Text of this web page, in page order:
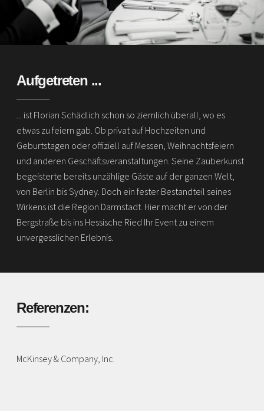
Aufgetreten ...
... ist Florian Schädlich schon so ziemlich überall, wo es
etwas zu feiern gab. Ob privat auf Hochzeiten und
Geburtstagen oder offiziell auf Messen, Weihnachtsfeiern
und anderen Geschäftsveranstaltungen. Seine Zauberkunst
begeisterte bereits unzählige Gäste auf der ganzen Welt,
von Berlin bis Sydney. Doch ein fester Bestandteil seines
Wirkens ist die Region Darmstadt. Hier macht er von der
Bergstraße bis ins Hessische Ried Ihr Event zu einem
unvergesslichen Erlebnis.
Referenzen:
McKinsey & Company, Inc.